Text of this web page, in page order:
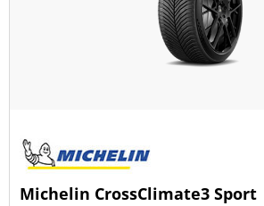
Michelin CrossClimate3 Sport